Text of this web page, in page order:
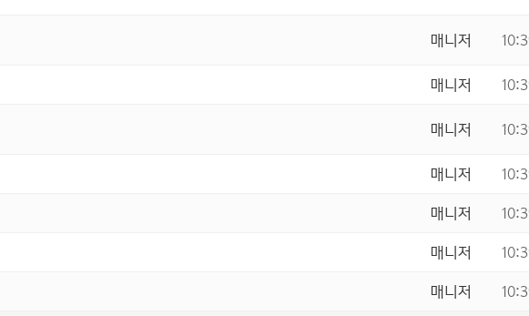
매니저
매니저
매니저
매니저
매니저
매니저
매니저